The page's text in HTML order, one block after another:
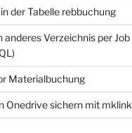
der Tabelle rebbuchung
anderes Verzeichnis per Job
Materialbuchung
Onedrive sichern mit mklink